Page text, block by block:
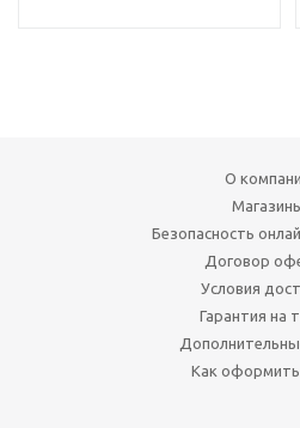
О
Безопасность
Договор
Условия
Гарантия на
Как оформить